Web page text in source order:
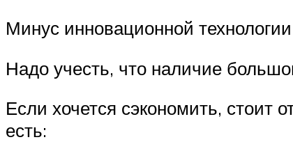
Минус инновационной
Надо учесть, что наличие
Если хочется сэкономить, стоит
есть: